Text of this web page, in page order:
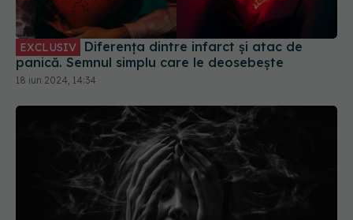
EXCLUSIV
panică. Semnul simplu care le deosebește
18 iun 2024, 14:34